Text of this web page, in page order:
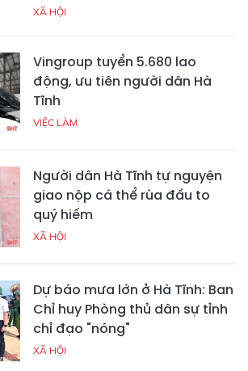
XÃ HỘI
Vingroup tuyển 5.680 lao
động, ưu tiên người dân Hà
Tĩnh
VIỆC LÀM
Người dân Hà Tĩnh tự nguyện
giao nộp cá thể rùa đầu to
quý hiếm
XÃ HỘI
Dự báo mưa lớn ở Hà Tĩnh: Ban
Chỉ huy Phòng thủ dân sự tỉnh
chỉ đạo "nóng"
XÃ HỘI